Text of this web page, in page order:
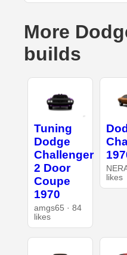
More
builds
Tuning
Dodge
Challenger
2 Door
Coupe
1970
amgs65 · 84
likes
likes